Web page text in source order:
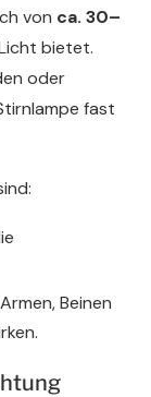
von ca. 30–
bietet.
oder
fast
Beinen